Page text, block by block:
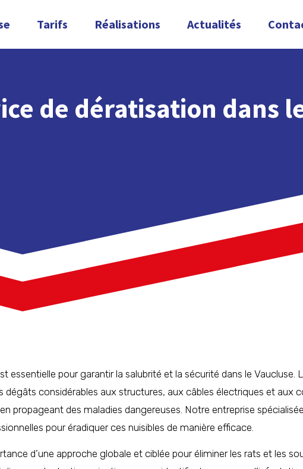
Tarifs Réalisations Actualités
de dératisation dans
essentielle pour garantir la salubrité et la sécurité dans le Vaucluse.
dégâts considérables aux structures, aux câbles électriques et aux
propageant des maladies dangereuses. Notre entreprise
pour éradiquer ces nuisibles de manière efficace.
d’une approche globale et ciblée pour éliminer les rats et les